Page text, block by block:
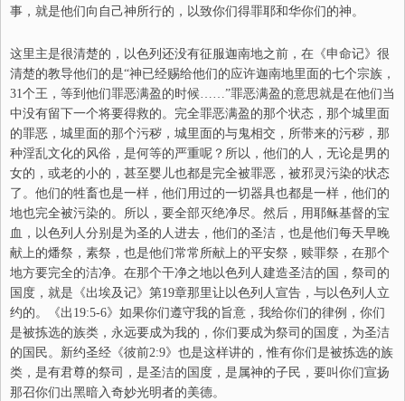
事，就是他们向自己神所行的，以致你们得罪耶和华你们的神。
这里主是很清楚的，以色列还没有征服迦南地之前，在《申命记》很
清楚的教导他们的是“神已经赐给他们的应许迦南地里面的七个宗族，
31个王，等到他们罪恶满盈的时候……”罪恶满盈的意思就是在他们当
中没有留下一个将要得救的。完全罪恶满盈的那个状态，那个城里面
的罪恶，城里面的那个污秽，城里面的与鬼相交，所带来的污秽，那
种淫乱文化的风俗，是何等的严重呢？所以，他们的人，无论是男的
女的，或老的小的，甚至婴儿也都是完全被罪恶，被邪灵污染的状态
了。他们的牲畜也是一样，他们用过的一切器具也都是一样，他们的
地也完全被污染的。所以，要全部灭绝净尽。然后，用耶稣基督的宝
血，以色列人分别是为圣的人进去，他们的圣洁，也是他们每天早晚
献上的燔祭，素祭，也是他们常常所献上的平安祭，赎罪祭，在那个
地方要完全的洁净。在那个干净之地以色列人建造圣洁的国，祭司的
国度，就是《出埃及记》第19章那里让以色列人宣告，与以色列人立
约的。《出19:5-6》如果你们遵守我的旨意，我给你们的律例，你们
是被拣选的族类，永远要成为我的， 你们要成为祭司的国度，为圣洁
的国民。 新约圣经 《彼前2:9》 也是这样讲的，惟有你们是被拣选的族
类，是有君尊的祭司，是圣洁的国度，是属神的子民，要叫你们宣扬
那召你们出黑暗入奇妙光明者的美德。